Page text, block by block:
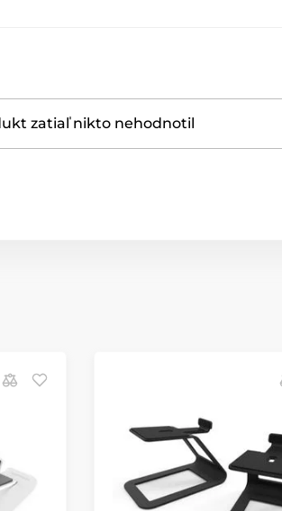
zatiaľ nikto nehodnotil